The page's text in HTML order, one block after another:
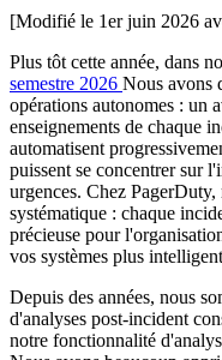
[Modifié le 1er juin 2026
Plus tôt cette année, dans
semestre 2026 Nous avons
opérations autonomes : un
enseignements de chaque
automatisent
puissent se concentrer sur
urgences. Chez
systématique : chaque
précieuse pour
vos systèmes plus
Depuis des années, nous
d'analyses post-incident
notre fonctionnalité